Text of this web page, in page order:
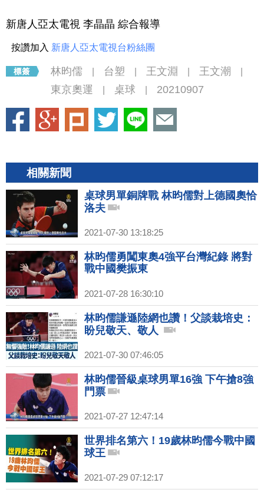
新唐人亞太電視 李晶晶 綜合報導
按讚加入 新唐人亞太電視台粉絲團
林昀儒 台塑 王文淵 王文潮
東京奧運 桌球 20210907
相關新聞
桌球男單銅牌戰 林昀儒對上德國奧恰
洛夫
2021-07-30 13:18:25
林昀儒勇闖東奧4強平台灣紀錄 將對
戰中國樊振東
2021-07-28 16:30:10
林昀儒謙遜陸網也讚！父談栽培史：
盼兒敬天、敬人
2021-07-30 07:46:05
林昀儒晉級桌球男單16強 下午搶8強
門票
2021-07-27 12:47:14
世界排名第六！19歲林昀儒今戰中國
球王
2021-07-29 07:12:17